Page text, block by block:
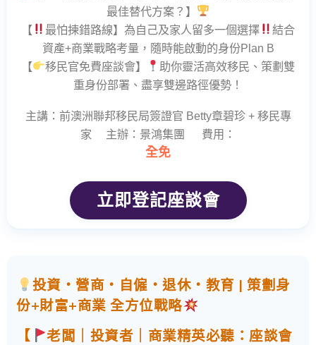
最佳替代方案？】
【
最怕揀錯路線】為自己及家人留多一個選擇
結合
資產+商業戰略考量，隨時能啟動的身份Plan B
【
移民官免費座談會】
助你靈活高效移民、策劃雙
重身份部署、盡享雙邊路徑優勢！
主講：前澳洲聯邦移民局簽證官 Betty章碧珍 + 移民專
家 主辦：景鴻集團 費用：
全免
立即登記座談會
投資・營商・自僱・退休・教育 | 策劃身
份+財富+商業 全方位戰略
【
老闆｜投資者｜商業精英必聽：座談會